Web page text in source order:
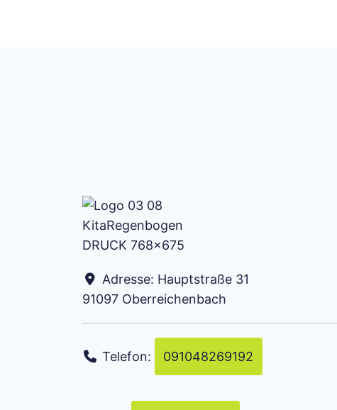
Adresse: Hauptstraße 31
91097 Oberreichenbach
Telefon: 091048269192